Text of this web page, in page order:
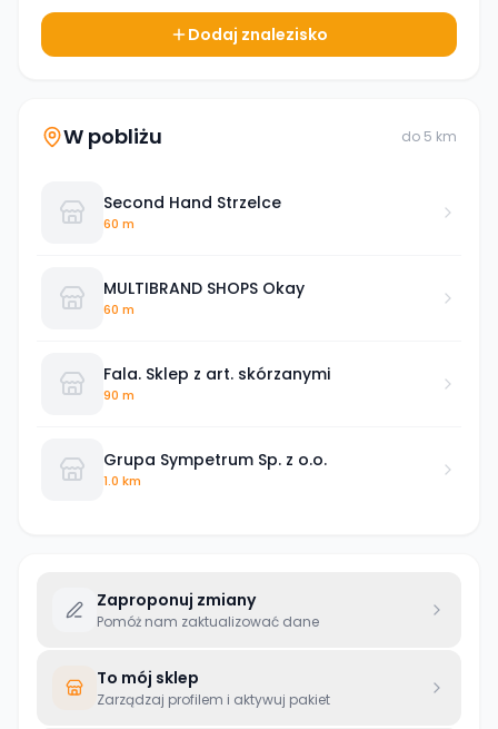
Dodaj znalezisko
W pobliżu do 5 km
Second Hand Strzelce
60 m
MULTIBRAND SHOPS Okay
60 m
Fala. Sklep z art. skórzanymi
90 m
Grupa Sympetrum Sp. z o.o.
1.0 km
Zaproponuj zmiany
Pomóż nam zaktualizować dane
To mój sklep
Zarządzaj profilem i aktywuj pakiet